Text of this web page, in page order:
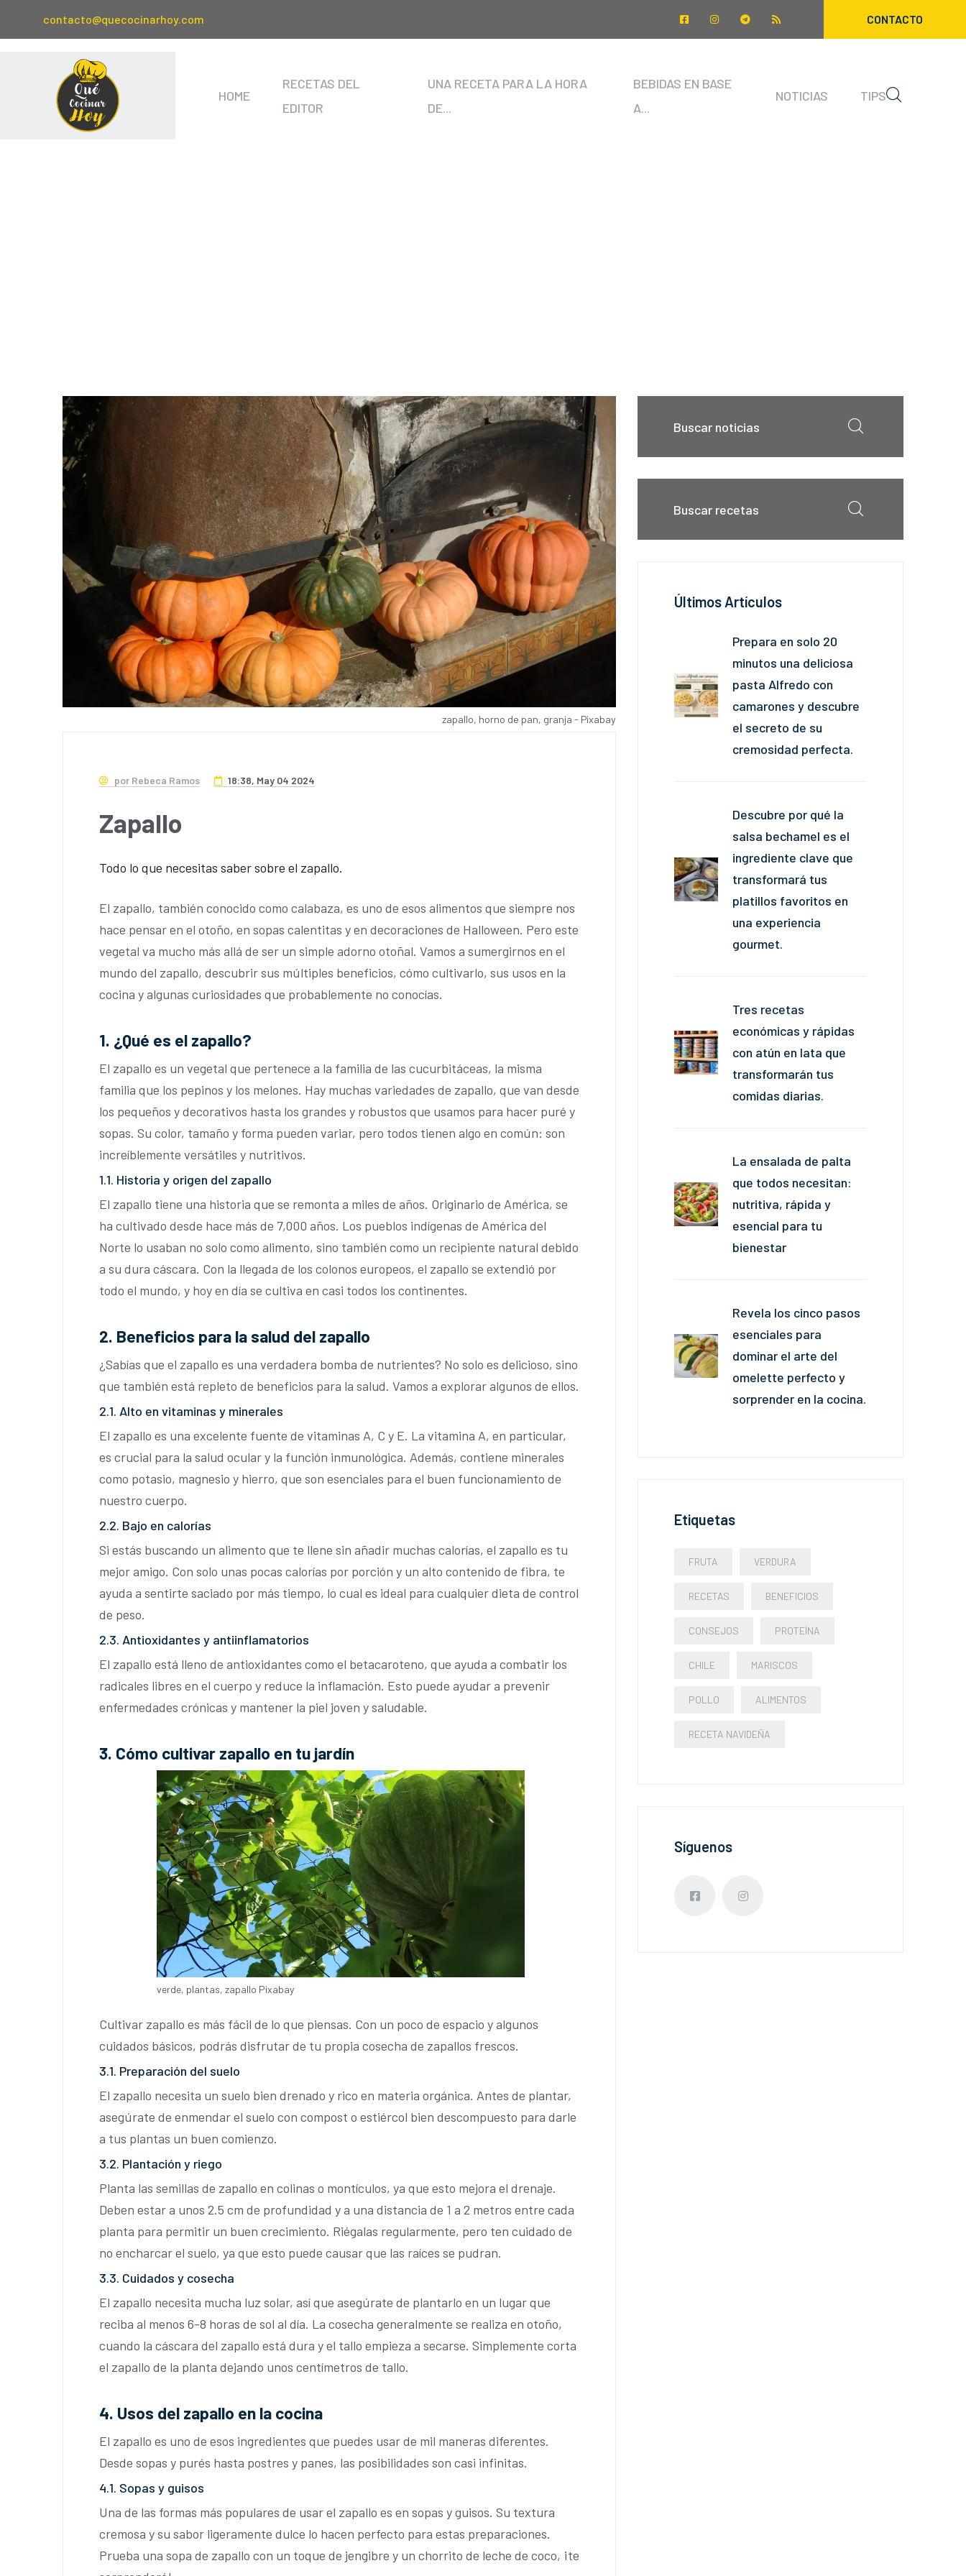
contacto@quecocinarhoy.com CONTACTO
HOME
RECETAS DEL
EDITOR
UNA RECETA PARA LA HORA
DE...
BEBIDAS EN BASE
A...
NOTICIAS TIPS
zapallo, horno de pan, granja - Pixabay
por Rebeca Ramos 18:38, May 04 2024
Zapallo
Todo lo que necesitas saber sobre el zapallo.
El zapallo, también conocido como calabaza, es uno de esos alimentos que siempre nos
hace pensar en el otoño, en sopas calentitas y en decoraciones de Halloween. Pero este
vegetal va mucho más allá de ser un simple adorno otoñal. Vamos a sumergirnos en el
mundo del zapallo, descubrir sus múltiples beneficios, cómo cultivarlo, sus usos en la
cocina y algunas curiosidades que probablemente no conocías.
1. ¿Qué es el zapallo?
El zapallo es un vegetal que pertenece a la familia de las cucurbitáceas, la misma
familia que los pepinos y los melones. Hay muchas variedades de zapallo, que van desde
los pequeños y decorativos hasta los grandes y robustos que usamos para hacer puré y
sopas. Su color, tamaño y forma pueden variar, pero todos tienen algo en común: son
increíblemente versátiles y nutritivos.
1.1. Historia y origen del zapallo
El zapallo tiene una historia que se remonta a miles de años. Originario de América, se
ha cultivado desde hace más de 7,000 años. Los pueblos indígenas de América del
Norte lo usaban no solo como alimento, sino también como un recipiente natural debido
a su dura cáscara. Con la llegada de los colonos europeos, el zapallo se extendió por
todo el mundo, y hoy en día se cultiva en casi todos los continentes.
2. Beneficios para la salud del zapallo
¿Sabías que el zapallo es una verdadera bomba de nutrientes? No solo es delicioso, sino
que también está repleto de beneficios para la salud. Vamos a explorar algunos de ellos.
2.1. Alto en vitaminas y minerales
El zapallo es una excelente fuente de vitaminas A, C y E. La vitamina A, en particular,
es crucial para la salud ocular y la función inmunológica. Además, contiene minerales
como potasio, magnesio y hierro, que son esenciales para el buen funcionamiento de
nuestro cuerpo.
2.2. Bajo en calorías
Si estás buscando un alimento que te llene sin añadir muchas calorías, el zapallo es tu
mejor amigo. Con solo unas pocas calorías por porción y un alto contenido de fibra, te
ayuda a sentirte saciado por más tiempo, lo cual es ideal para cualquier dieta de control
de peso.
2.3. Antioxidantes y antiinflamatorios
El zapallo está lleno de antioxidantes como el betacaroteno, que ayuda a combatir los
radicales libres en el cuerpo y reduce la inflamación. Esto puede ayudar a prevenir
enfermedades crónicas y mantener la piel joven y saludable.
3. Cómo cultivar zapallo en tu jardín
verde, plantas, zapallo Pixabay
Cultivar zapallo es más fácil de lo que piensas. Con un poco de espacio y algunos
cuidados básicos, podrás disfrutar de tu propia cosecha de zapallos frescos.
3.1. Preparación del suelo
El zapallo necesita un suelo bien drenado y rico en materia orgánica. Antes de plantar,
asegúrate de enmendar el suelo con compost o estiércol bien descompuesto para darle
a tus plantas un buen comienzo.
3.2. Plantación y riego
Planta las semillas de zapallo en colinas o montículos, ya que esto mejora el drenaje.
Deben estar a unos 2.5 cm de profundidad y a una distancia de 1 a 2 metros entre cada
planta para permitir un buen crecimiento. Riégalas regularmente, pero ten cuidado de
no encharcar el suelo, ya que esto puede causar que las raíces se pudran.
3.3. Cuidados y cosecha
El zapallo necesita mucha luz solar, así que asegúrate de plantarlo en un lugar que
reciba al menos 6-8 horas de sol al día. La cosecha generalmente se realiza en otoño,
cuando la cáscara del zapallo está dura y el tallo empieza a secarse. Simplemente corta
el zapallo de la planta dejando unos centímetros de tallo.
4. Usos del zapallo en la cocina
El zapallo es uno de esos ingredientes que puedes usar de mil maneras diferentes.
Desde sopas y purés hasta postres y panes, las posibilidades son casi infinitas.
4.1. Sopas y guisos
Una de las formas más populares de usar el zapallo es en sopas y guisos. Su textura
cremosa y su sabor ligeramente dulce lo hacen perfecto para estas preparaciones.
Prueba una sopa de zapallo con un toque de jengibre y un chorrito de leche de coco, ¡te
Últimos Artículos
Prepara en solo 20
minutos una deliciosa
pasta Alfredo con
camarones y descubre
el secreto de su
cremosidad perfecta.
Descubre por qué la
salsa bechamel es el
ingrediente clave que
transformará tus
platillos favoritos en
una experiencia
gourmet.
Tres recetas
económicas y rápidas
con atún en lata que
transformarán tus
comidas diarias.
La ensalada de palta
que todos necesitan:
nutritiva, rápida y
esencial para tu
bienestar
Revela los cinco pasos
esenciales para
dominar el arte del
omelette perfecto y
sorprender en la cocina.
Etiquetas
FRUTA VERDURA
RECETAS BENEFICIOS
CONSEJOS PROTEÍNA
CHILE MARISCOS
POLLO ALIMENTOS
RECETA NAVIDEÑA
Síguenos